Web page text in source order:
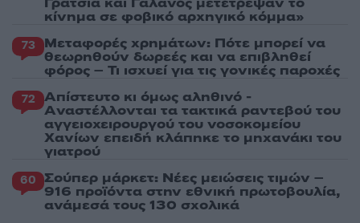
κίνημα σε φοβικό αρχηγικό κόμμα»
73 Μεταφορές χρημάτων: Πότε μπορεί να
θεωρηθούν δωρεές και να επιβληθεί
φόρος – Τι ισχυεί για τις γονικές παροχές
72 Απίστευτο κι όμως αληθινό -
Aναστέλλονται τα τακτικά ραντεβού του
αγγειοχειρουργού του νοσοκομείου
Χανίων επειδή κλάπηκε το μηχανάκι του
γιατρού
60 Σούπερ μάρκετ: Νέες μειώσεις τιμών –
916 προϊόντα στην εθνική πρωτοβουλία,
ανάμεσά τους 130 σχολικά